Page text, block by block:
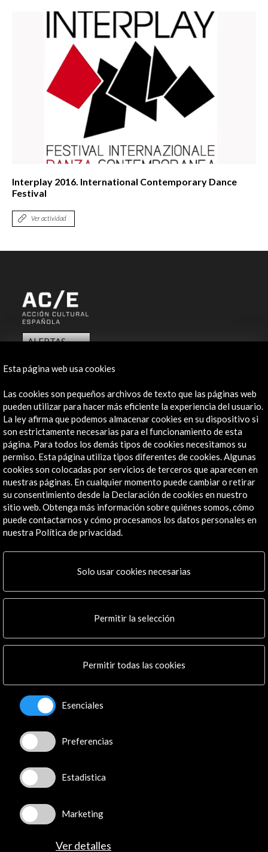
Interplay 2016. International Contemporary Dance
Festival
Ver actividad
ALERTAS
Contacta
info@accioncultural.es
+34 91 700 4000
José Abascal, 4 - 4º
28003 Madrid, España
Canales de contacto
Explora
Institucional
Residencias
Noticias
Boletín digital
Logo y crédito a AC/E
Conecta
Instagram
LinkedIn
Facebook
Youtube
Flickr
TikTok
Esta página web usa cookies
Las cookies son pequeños archivos de texto que las páginas web
pueden utilizar para hacer más eficiente la experiencia del usuario.
La ley afirma que podemos almacenar cookies en su dispositivo si
son estrictamente necesarias para el funcionamiento de esta
página. Para todos los demás tipos de cookies necesitamos su
permiso. Esta página utiliza tipos diferentes de cookies. Algunas
cookies son colocadas por servicios de terceros que aparecen en
nuestras páginas. En cualquier momento puede cambiar o retirar
su consentimiento desde la Declaración de cookies en nuestro
sitio web. Obtenga más información sobre quiénes somos, cómo
puede contactarnos y cómo procesamos los datos personales en
nuestra Política de privacidad.
Solo usar cookies necesarias
Permitir la selección
Permitir todas las cookies
Esenciales
Preferencias
Estadistica
Marketing
Ver detalles